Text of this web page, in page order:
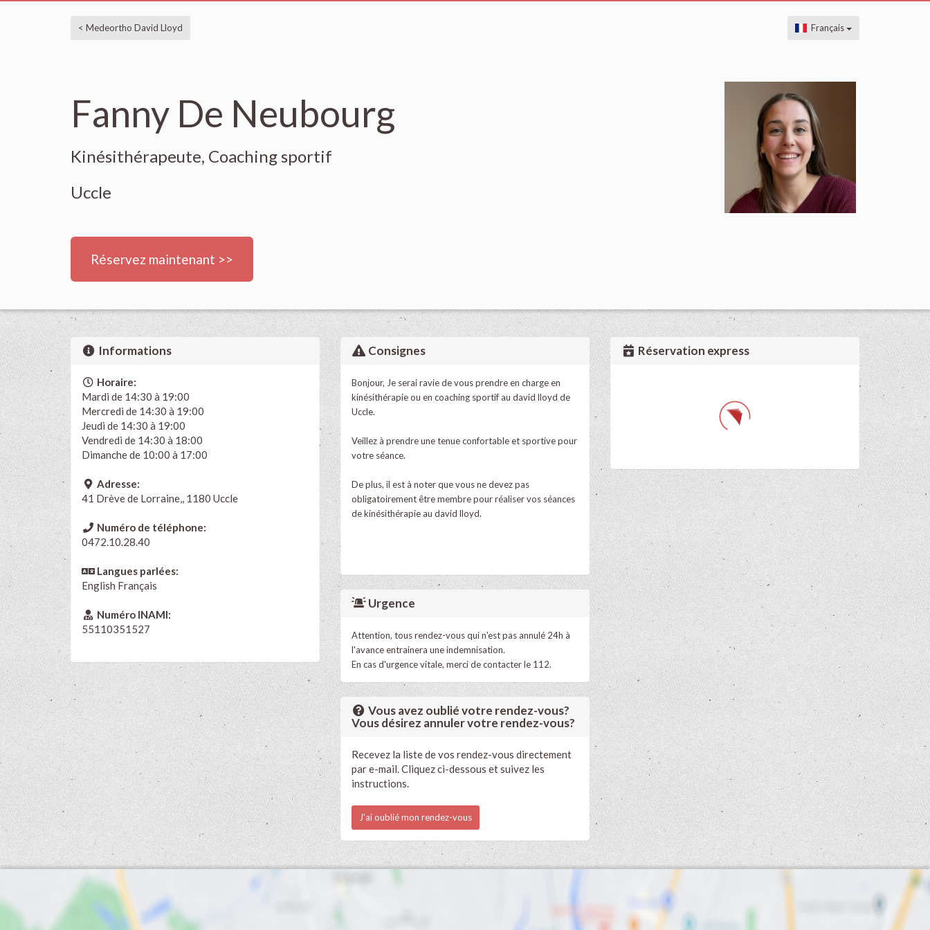
< Medeortho David Lloyd Français
Fanny De Neubourg
Kinésithérapeute, Coaching sportif
Uccle
Réservez maintenant >>
Informations
Horaire:
Mardi de 14:30 à 19:00
Mercredi de 14:30 à 19:00
Jeudi de 14:30 à 19:00
Vendredi de 14:30 à 18:00
Dimanche de 10:00 à 17:00
Adresse:
41 Drève de Lorraine,, 1180 Uccle
Numéro de téléphone:
0472.10.28.40
Langues parlées:
English Français
Numéro INAMI:
55110351527
Consignes
Bonjour, Je serai ravie de vous prendre en charge en
kinésithérapie ou en coaching sportif au david lloyd de
Uccle.
Veillez à prendre une tenue confortable et sportive pour
votre séance.
De plus, il est à noter que vous ne devez pas
obligatoirement être membre pour réaliser vos séances
de kinésithérapie au david lloyd.
Urgence
Attention, tous rendez-vous qui n'est pas annulé 24h à
l'avance entrainera une indemnisation.
En cas d'urgence vitale, merci de contacter le 112.
Vous avez oublié votre rendez-vous?
Vous désirez annuler votre rendez-vous?
Recevez la liste de vos rendez-vous directement
par e-mail. Cliquez ci-dessous et suivez les
instructions.
J'ai oublié mon rendez-vous
Réservation express